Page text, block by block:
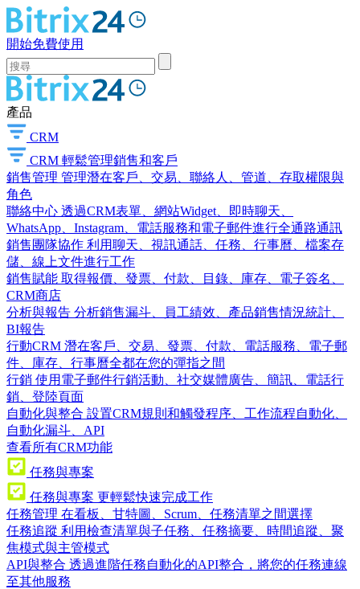
開始免費使用
產品
CRM
CRM 輕鬆管理銷售和客戶
銷售管理 管理潛在客戶、交易、聯絡人、管道、存取權限與
角色
聯絡中心 透過CRM表單、網站Widget、即時聊天、
WhatsApp、Instagram、電話服務和電子郵件進行全通路通訊
銷售團隊協作 利用聊天、視訊通話、任務、行事曆、檔案存
儲、線上文件進行工作
銷售賦能 取得報價、發票、付款、目錄、庫存、電子簽名、
CRM商店
分析與報告 分析銷售漏斗、員工績效、產品銷售情況統計、
BI報告
行動CRM 潛在客戶、交易、發票、付款、電話服務、電子郵
件、庫存、行事曆全都在您的彈指之間
行銷 使用電子郵件行銷活動、社交媒體廣告、簡訊、電話行
銷、登陸頁面
自動化與整合 設置CRM規則和觸發程序、工作流程自動化、
自動化漏斗、API
查看所有CRM功能
任務與專案
任務與專案 更輕鬆快速完成工作
任務管理 在看板、甘特圖、Scrum、任務清單之間選擇
任務追蹤 利用檢查清單與子任務、任務摘要、時間追蹤、聚
焦模式與主管模式
API與整合 透過進階任務自動化的API整合，將您的任務連線
至其他服務